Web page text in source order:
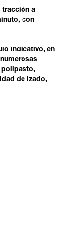
tracción a
con
indicativo, en
polipasto,
de izado,